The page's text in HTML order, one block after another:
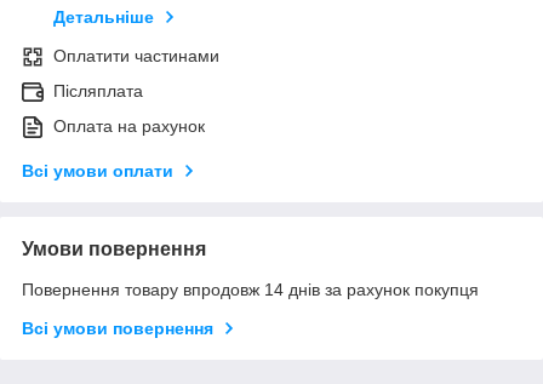
Детальніше
Оплатити частинами
Післяплата
Оплата на рахунок
Всі умови оплати
Умови повернення
Повернення товару впродовж 14 днів за рахунок покупця
Всі умови повернення